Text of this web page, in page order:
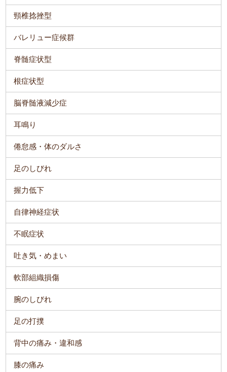
頸椎捻挫型
バレリュー症候群
脊髄症状型
根症状型
脳脊髄液減少症
耳鳴り
倦怠感・体のダルさ
足のしびれ
握力低下
自律神経症状
不眠症状
吐き気・めまい
軟部組織損傷
腕のしびれ
足の打撲
背中の痛み・違和感
膝の痛み